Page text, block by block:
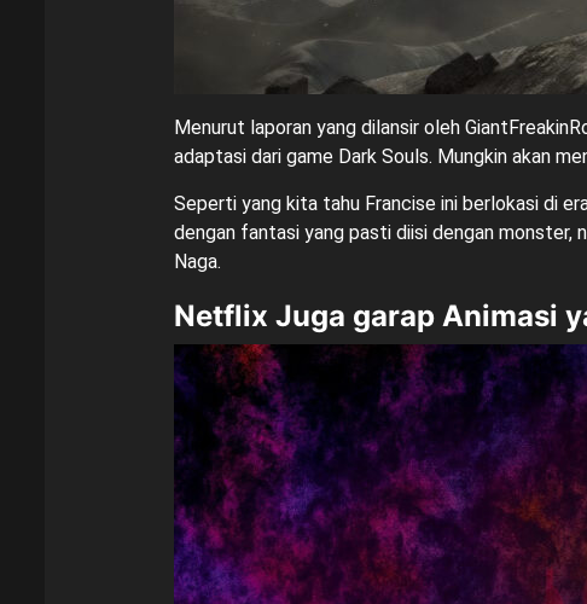
Menurut laporan yang dilansir oleh
adaptasi dari game Dark Souls. Mungkin akan
Seperti yang kita tahu Francise ini berlokasi di
dengan fantasi yang pasti diisi dengan monster,
Naga.
Netflix Juga garap Animasi